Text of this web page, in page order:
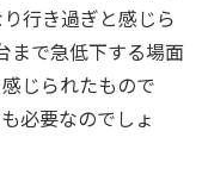
行き過ぎと感じら
まで急低下する場面
じられたもので
必要なのでしょ